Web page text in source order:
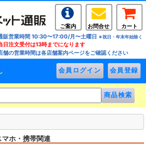
ご案内 お問合せ
カート
販営業時間 10:30〜17:00/月〜土曜日 ※祝日・年末年始除く
日注文受付は13時までになります
舗の営業時間は各店舗案内ページをご確認ください
ホ・携帯関連